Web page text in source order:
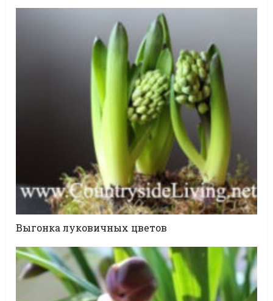
Выгонка луковичных цветов